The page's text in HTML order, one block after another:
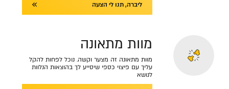
ליברה, תנו לי הצעה
מוות מתאונה
מוות מתאונה זה מצער וקשה. נוכל לפחות להקל
עליך עם פיצוי כספי שיסייע לך בהוצאות הנלוות
לנושא